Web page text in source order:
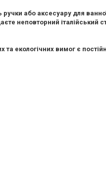
або аксесуару для
неповторний італійський
екологічних вимог є